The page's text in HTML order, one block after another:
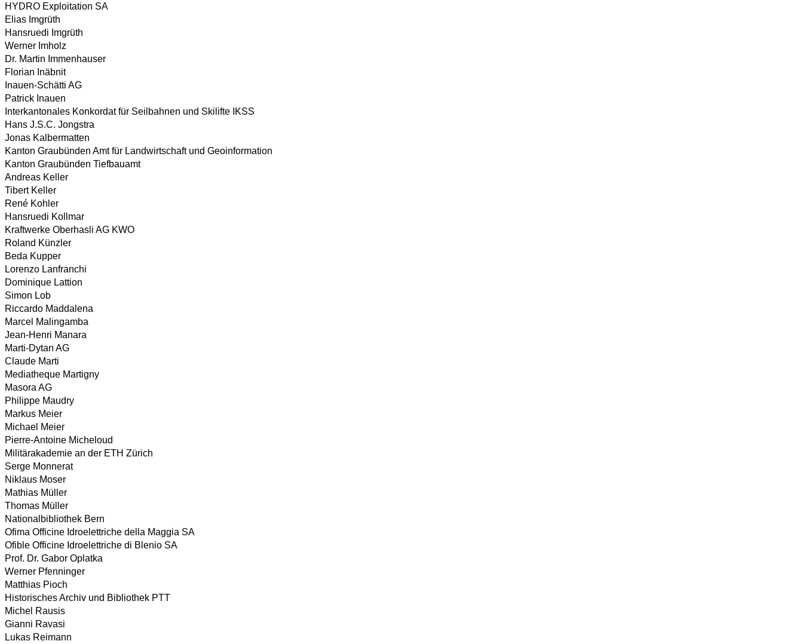
HYDRO Exploitation SA
Elias Imgrüth
Hansruedi Imgrüth
Werner Imholz
Dr. Martin Immenhauser
Florian Inäbnit
Inauen-Schätti AG
Patrick Inauen
Interkantonales Konkordat für Seilbahnen und Skilifte IKSS
Hans J.S.C. Jongstra
Jonas Kalbermatten
Kanton Graubünden Amt für Landwirtschaft und Geoinformation
Kanton Graubünden Tiefbauamt
Andreas Keller
Tibert Keller
René Kohler
Hansruedi Kollmar
Kraftwerke Oberhasli AG KWO
Roland Künzler
Beda Kupper
Lorenzo Lanfranchi
Dominique Lattion
Simon Lob
Riccardo Maddalena
Marcel Malingamba
Jean-Henri Manara
Marti-Dytan AG
Claude Marti
Mediatheque Martigny
Masora AG
Philippe Maudry
Markus Meier
Michael Meier
Pierre-Antoine Micheloud
Militärakademie an der ETH Zürich
Serge Monnerat
Niklaus Moser
Mathias Müller
Thomas Müller
Nationalbibliothek Bern
Ofima Officine Idroelettriche della Maggia SA
Ofible Officine Idroelettriche di Blenio SA
Prof. Dr. Gabor Oplatka
Werner Pfenninger
Matthias Pioch
Historisches Archiv und Bibliothek PTT
Michel Rausis
Gianni Ravasi
Lukas Reimann